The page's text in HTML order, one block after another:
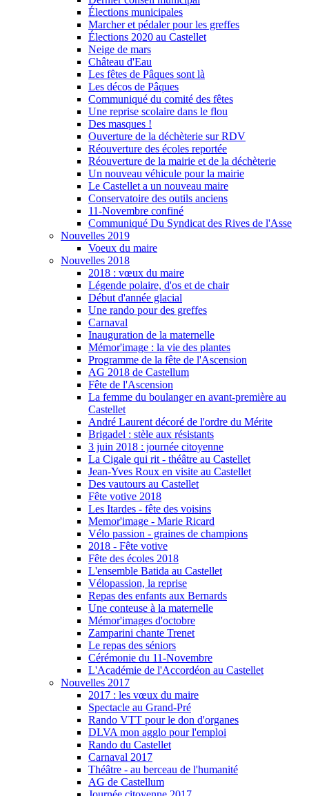
Élections municipales
Marcher et pédaler pour les greffes
Élections 2020 au Castellet
Neige de mars
Château d'Eau
Les fêtes de Pâques sont là
Les décos de Pâques
Communiqué du comité des fêtes
Une reprise scolaire dans le flou
Des masques !
Ouverture de la déchèterie sur RDV
Réouverture des écoles reportée
Réouverture de la mairie et de la déchèterie
Un nouveau véhicule pour la mairie
Le Castellet a un nouveau maire
Conservatoire des outils anciens
11-Novembre confiné
Communiqué Du Syndicat des Rives de l'Asse
Nouvelles 2019
Voeux du maire
Nouvelles 2018
2018 : vœux du maire
Légende polaire, d'os et de chair
Début d'année glacial
Une rando pour des greffes
Carnaval
Inauguration de la maternelle
Mémor'image : la vie des plantes
Programme de la fête de l'Ascension
AG 2018 de Castellum
Fête de l'Ascension
La femme du boulanger en avant-première au
Castellet
André Laurent décoré de l'ordre du Mérite
Brigadel : stèle aux résistants
3 juin 2018 : journée citoyenne
La Cigale qui rit - théâtre au Castellet
Jean-Yves Roux en visite au Castellet
Des vautours au Castellet
Fête votive 2018
Les Itardes - fête des voisins
Memor'image - Marie Ricard
Vélo passion - graines de champions
2018 - Fête votive
Fête des écoles 2018
L'ensemble Batida au Castellet
Vélopassion, la reprise
Repas des enfants aux Bernards
Une conteuse à la maternelle
Mémor'images d'octobre
Zamparini chante Trenet
Le repas des séniors
Cérémonie du 11-Novembre
L'Académie de l'Accordéon au Castellet
Nouvelles 2017
2017 : les vœux du maire
Spectacle au Grand-Pré
Rando VTT pour le don d'organes
DLVA mon agglo pour l'emploi
Rando du Castellet
Carnaval 2017
Théâtre - au berceau de l'humanité
AG de Castellum